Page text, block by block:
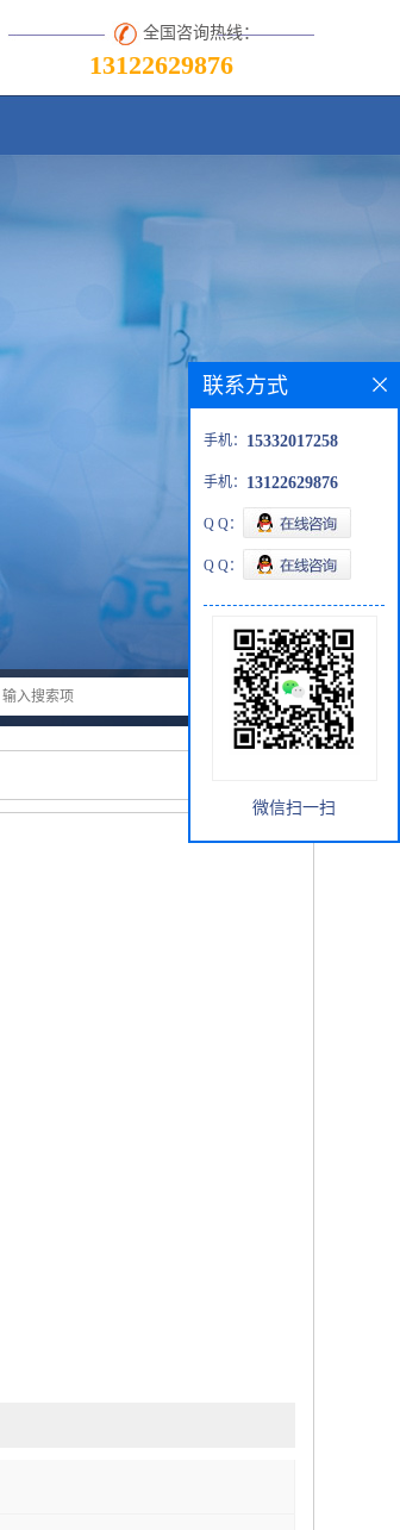
全国咨询热线：
13122629876
联系方式
手机： 15332017258
手机： 13122629876
Q Q：
Q Q：
微信扫一扫